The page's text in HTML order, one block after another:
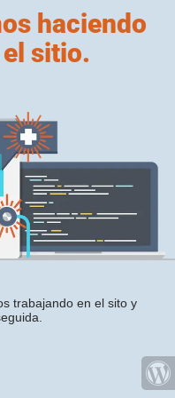
haciendo
sitio.
trabajando en el sito y